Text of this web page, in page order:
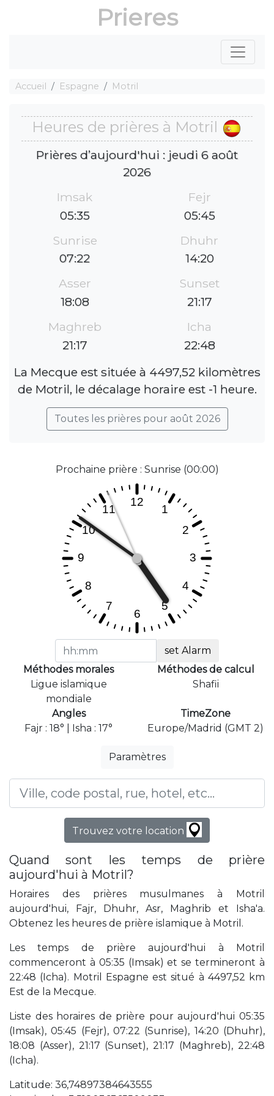
Prieres
Accueil Espagne Motril
Heures de prières à Motril
Prières d’aujourd'hui : jeudi 6 août
2026
Imsak
05:35
Fejr
05:45
Sunrise
07:22
Dhuhr
14:20
Asser
18:08
Sunset
21:17
Maghreb
21:17
Icha
22:48
La Mecque est située à 4497,52 kilomètres
de Motril, le décalage horaire est -1 heure.
Toutes les prières pour août 2026
Prochaine prière : Sunrise (00:00)
set Alarm
Méthodes morales
Ligue islamique
mondiale
Méthodes de calcul
Shafii
Angles
Fajr : 18° | Isha : 17°
TimeZone
Europe/Madrid (GMT 2)
Paramètres
Trouvez votre location
Quand sont les temps de prière
aujourd'hui à Motril?
Horaires des prières musulmanes à Motril
aujourd'hui, Fajr, Dhuhr, Asr, Maghrib et Isha'a.
Obtenez les heures de prière islamique à Motril.
Les temps de prière aujourd'hui à Motril
commenceront à 05:35 (Imsak) et se termineront à
22:48 (Icha). Motril Espagne est situé à 4497,52 km
Est de la Mecque.
Liste des horaires de prière pour aujourd'hui 05:35
(Imsak), 05:45 (Fejr), 07:22 (Sunrise), 14:20 (Dhuhr),
18:08 (Asser), 21:17 (Sunset), 21:17 (Maghreb), 22:48
(Icha).
Latitude: 36,74897384643555